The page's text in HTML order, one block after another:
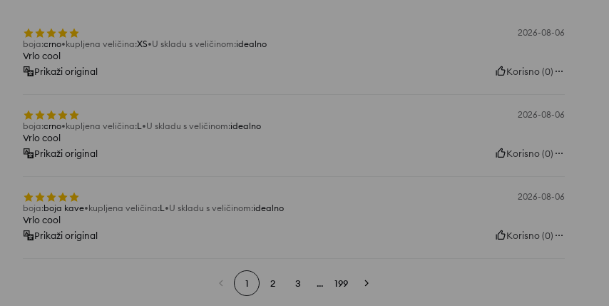
2026-08-06
boja:crno kupljena veličina:XS U skladu s veličinom:idealno
Vrlo cool
Prikaži original
Korisno(0)
2026-08-06
boja:crno kupljena veličina:L U skladu s veličinom:idealno
Vrlo cool
Prikaži original
Korisno(0)
2026-08-06
boja:boja kave kupljena veličina:L U skladu s veličinom:idealno
Vrlo cool
Prikaži original
Korisno(0)
1 2 3 ... 199